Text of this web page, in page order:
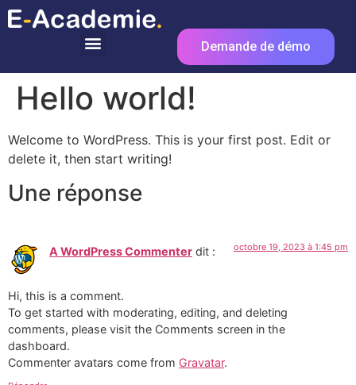
Demande de démo
Hello world!
Welcome to WordPress. This is your first post. Edit or
delete it, then start writing!
Une réponse
A WordPress Commenter dit : octobre 19, 2023 à 1:45 pm
Hi, this is a comment.
To get started with moderating, editing, and deleting
comments, please visit the Comments screen in the
dashboard.
Commenter avatars come from Gravatar.